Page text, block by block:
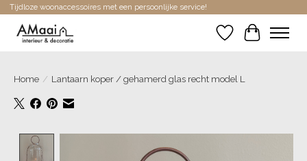
Tijdloze woonaccessoires met een persoonlijke service!
Verlanglijst
Home / Lantaarn koper / gehamerd glas recht model L